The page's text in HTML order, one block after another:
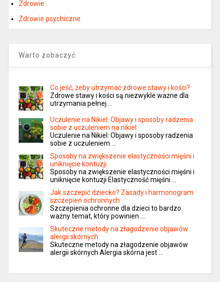
Zdrowie
Zdrowie psychiczne
Warto zobaczyć
Co jeść, żeby utrzymać zdrowe stawy i kości?
Zdrowe stawy i kości są niezwykle ważne dla
utrzymania pełnej …
Uczulenie na Nikiel: Objawy i sposoby radzenia
sobie z uczuleniem na nikiel
Uczulenie na Nikiel: Objawy i sposoby radzenia
sobie z uczuleniem …
Sposoby na zwiększenie elastyczności mięśni i
uniknięcie kontuzji
Sposoby na zwiększenie elastyczności mięśni i
uniknięcie kontuzji Elastyczność mięśni …
Jak szczepić dziecko? Zasady i harmonogram
szczepień ochronnych
Szczepienia ochronne dla dzieci to bardzo
ważny temat, który powinien …
Skuteczne metody na złagodzenie objawów
alergii skórnych
Skuteczne metody na złagodzenie objawów
alergii skórnych Alergia skórna jest …